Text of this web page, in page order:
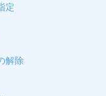
定
解除